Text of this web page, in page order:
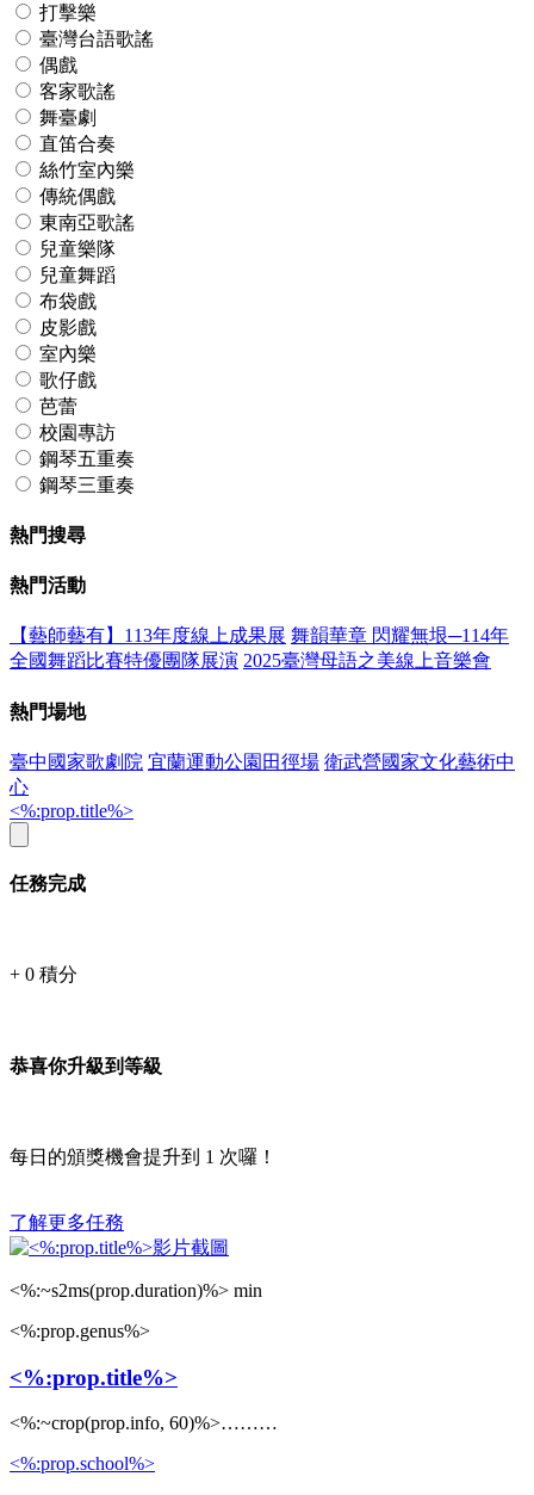
打擊樂
臺灣台語歌謠
偶戲
客家歌謠
舞臺劇
直笛合奏
絲竹室內樂
傳統偶戲
東南亞歌謠
兒童樂隊
兒童舞蹈
布袋戲
皮影戲
室內樂
歌仔戲
芭蕾
校園專訪
鋼琴五重奏
鋼琴三重奏
熱門搜尋
熱門活動
【藝師藝有】113年度線上成果展 舞韻華章 閃耀無垠─114年
全國舞蹈比賽特優團隊展演 2025臺灣母語之美線上音樂會
熱門場地
臺中國家歌劇院 宜蘭運動公園田徑場 衛武營國家文化藝術中
心
<%:prop.title%>
任務完成
+ 0 積分
恭喜你升級到等級
每日的頒獎機會提升到 1 次囉！
了解更多任務
<%:~s2ms(prop.duration)%> min
<%:prop.genus%>
<%:prop.title%>
<%:~crop(prop.info, 60)%>………
<%:prop.school%>